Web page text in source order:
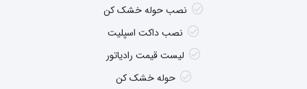
نصب حوله خشک کن
نصب داکت اسپلیت
لیست قیمت رادیاتور
حوله خشک کن